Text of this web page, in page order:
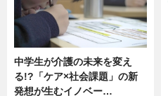
中学生が介護の未来を変え
る!?「ケア×社会課題」の新
発想が生むイノベー…